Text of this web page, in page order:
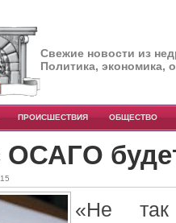
Свежие новости из
Политика, экономика,
ПРОИСШЕСТВИЯ ОБЩЕСТВО
ОСАГО
«Не так